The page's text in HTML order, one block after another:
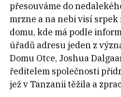
přesouváme do
mrzne a na nebi visí srpek
domu, kde má podle
úřadů adresu jeden z
Domu Otce, Joshua
ředitelem společnosti
jež v Tanzanii těžila a